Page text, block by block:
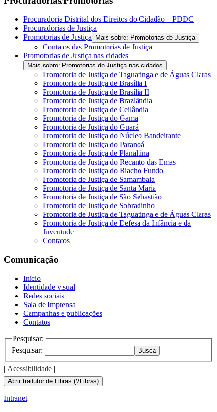
Procuradoria Distrital dos Direitos do Cidadão – PDDC
Procuradorias de Justiça
Promotorias de Justiça
Mais sobre: Promotorias de Justiça
Contatos das Promotorias de Justiça
Promotorias de Justiça nas cidades
Mais sobre: Promotorias de Justiça nas cidades
Promotoria de Justiça de Taguatinga e de Águas Claras
Promotoria de Justiça de Brasília I
Promotoria de Justiça de Brasília II
Promotoria de Justiça de Brazlândia
Promotoria de Justiça de Ceilândia
Promotoria de Justiça do Gama
Promotoria de Justiça do Guará
Promotoria de Justiça do Núcleo Bandeirante
Promotoria de Justiça do Paranoá
Promotoria de Justiça de Planaltina
Promotoria de Justiça do Recanto das Emas
Promotoria de Justiça do Riacho Fundo
Promotoria de Justiça de Samambaia
Promotoria de Justiça de Santa Maria
Promotoria de Justiça de São Sebastião
Promotoria de Justiça de Sobradinho
Promotoria de Justiça de Taguatinga e de Águas Claras
Promotoria de Justiça de Defesa da Infância e da
Juventude
Contatos
Comunicação
Início
Identidade visual
Redes sociais
Sala de Imprensa
Campanhas e publicações
Contatos
Pesquisar:
Pesquisar:
Busca
| Acessibilidade |
Abrir tradutor de Libras (VLibras)
Intranet